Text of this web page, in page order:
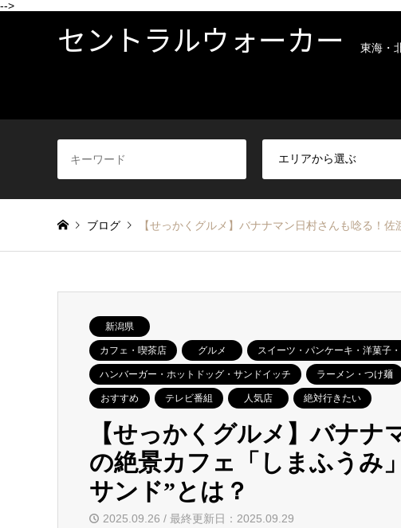
-->
セントラルウォーカー 東海・
ブログ 【せっかくグルメ】バナナマン日村さんも唸る！
新潟県
カフェ・喫茶店 グルメ スイーツ・パンケーキ・洋菓子
ハンバーガー・ホットドッグ・サンドイッチ ラーメン・つけ麺
おすすめ テレビ番組 人気店 絶対行きたい
【せっかくグルメ】バナナ
の絶景カフェ「しまふうみ
サンド”とは？
2025.09.26 / 最終更新日：2025.09.29